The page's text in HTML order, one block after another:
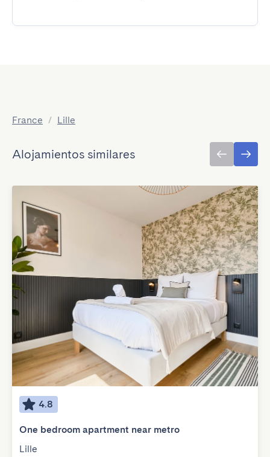
France / Lille
Alojamientos similares
4.8
One bedroom apartment near metro
Lille